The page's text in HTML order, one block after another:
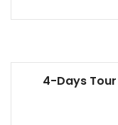
4-Days